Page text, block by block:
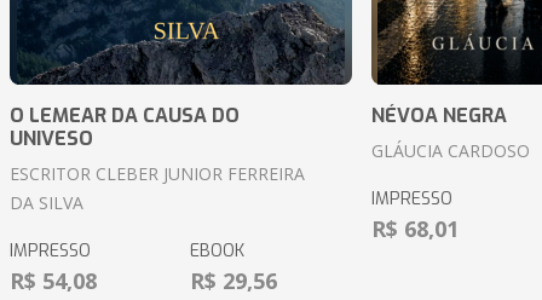
O LEMEAR DA CAUSA DO
UNIVESO
ESCRITOR CLEBER JUNIOR FERREIRA
DA SILVA
IMPRESSO
R$ 54,08
EBOOK
R$ 29,56
NÉVOA NEGRA
GLÁUCIA CARDOSO
IMPRESSO
R$ 68,01